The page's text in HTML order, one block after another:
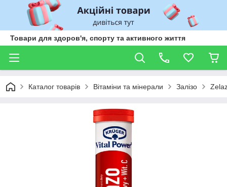
Товари для здоров'я, спорту та активного життя
Каталог товарів Вітаміни та мінерали Залізо